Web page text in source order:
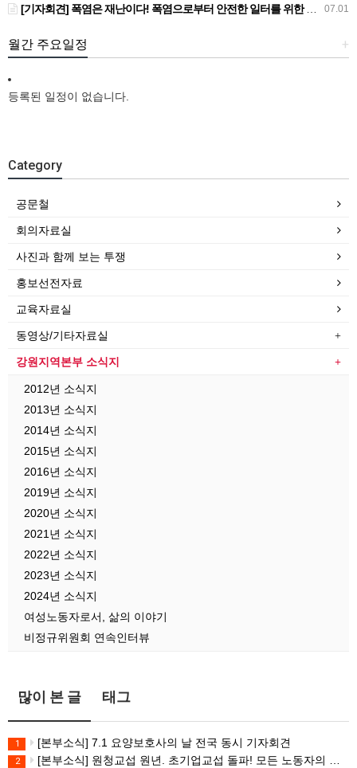
07.01
[기자회견] 폭염은 재난이다! 폭염으로부터 안전한 일터를 위한 민주노총 강원지역본부 폭염감시단 선포 기자회견
+
월간 주요일정
등록된 일정이 없습니다.
Category
공문철
회의자료실
사진과 함께 보는 투쟁
홍보선전자료
교육자료실
동영상/기타자료실
강원지역본부 소식지
2012년 소식지
2013년 소식지
2014년 소식지
2015년 소식지
2016년 소식지
2019년 소식지
2020년 소식지
2021년 소식지
2022년 소식지
2023년 소식지
2024년 소식지
여성노동자로서, 삶의 이야기
비정규위원회 연속인터뷰
많이 본 글 태그
1 [본부소식] 7.1 요양보호사의 날 전국 동시 기자회견
2 [본부소식] 원청교섭 원년. 초기업교섭 돌파! 모든 노동자의 노동기본권 쟁취! 민주노총 7.15 총파업대회